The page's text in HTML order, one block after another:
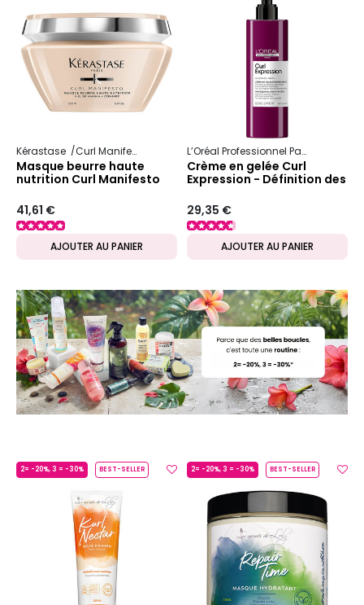
Kérastase Curl Manifesto
Masque beurre haute
nutrition Curl Manifesto
41,61 €
AJOUTER AU PANIER
L’Oréal Professionnel Paris
Crème en gelée Curl
Expression - Définition des
boucles
29,35 €
AJOUTER AU PANIER
2= -20%, 3 = -30% BEST-SELLER 2= -20%, 3 = -30% BEST-SELLER